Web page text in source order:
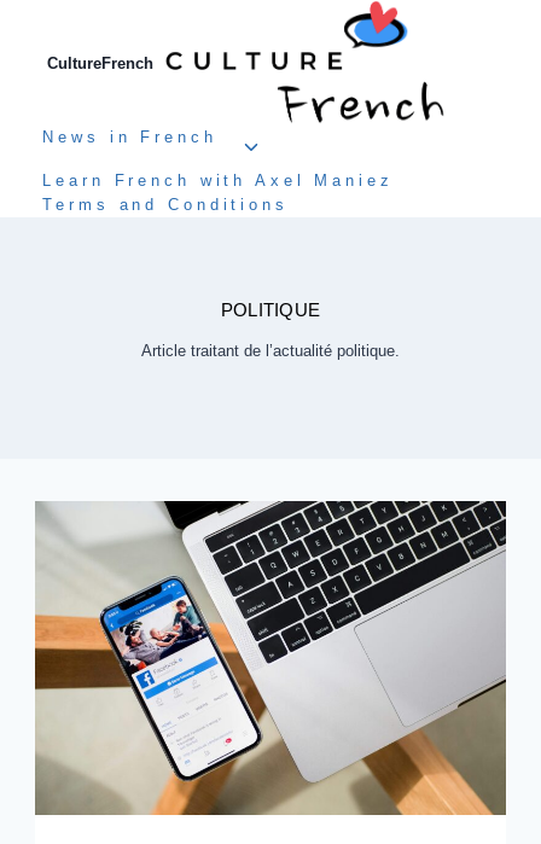
contenuCultureFrench
News in French
Ouvrir/fermer
le
menu
Learn French with Axel Maniez
Terms and Conditions
POLITIQUE
Article traitant de l’actualité politique.